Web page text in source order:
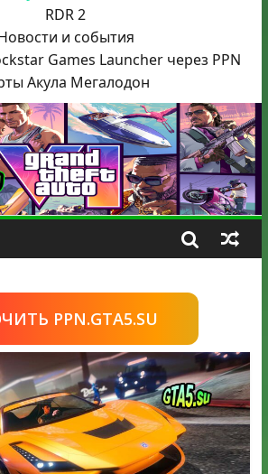
RDR 2
и события
Games Launcher через PPN
Акула Мегалодон
PPN.GTA5.SU